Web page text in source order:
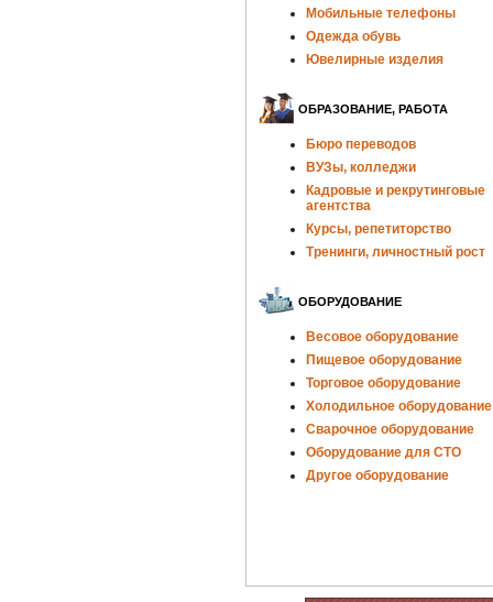
Мобильные телефоны
Одежда обувь
Ювелирные изделия
ОБРАЗОВАНИЕ, РАБОТА
Бюро переводов
ВУЗы, колледжи
Кадровые и рекрутинговые
агентства
Курсы, репетиторство
Тренинги, личностный рост
ОБОРУДОВАНИЕ
Весовое оборудование
Пищевое оборудование
Торговое оборудование
Холодильное оборудование
Сварочное оборудование
Оборудование для СТО
Другое оборудование